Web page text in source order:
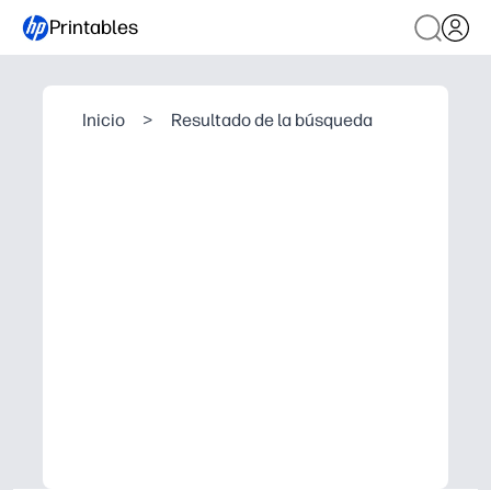
Printables
Inicio > Resultado de la búsqueda